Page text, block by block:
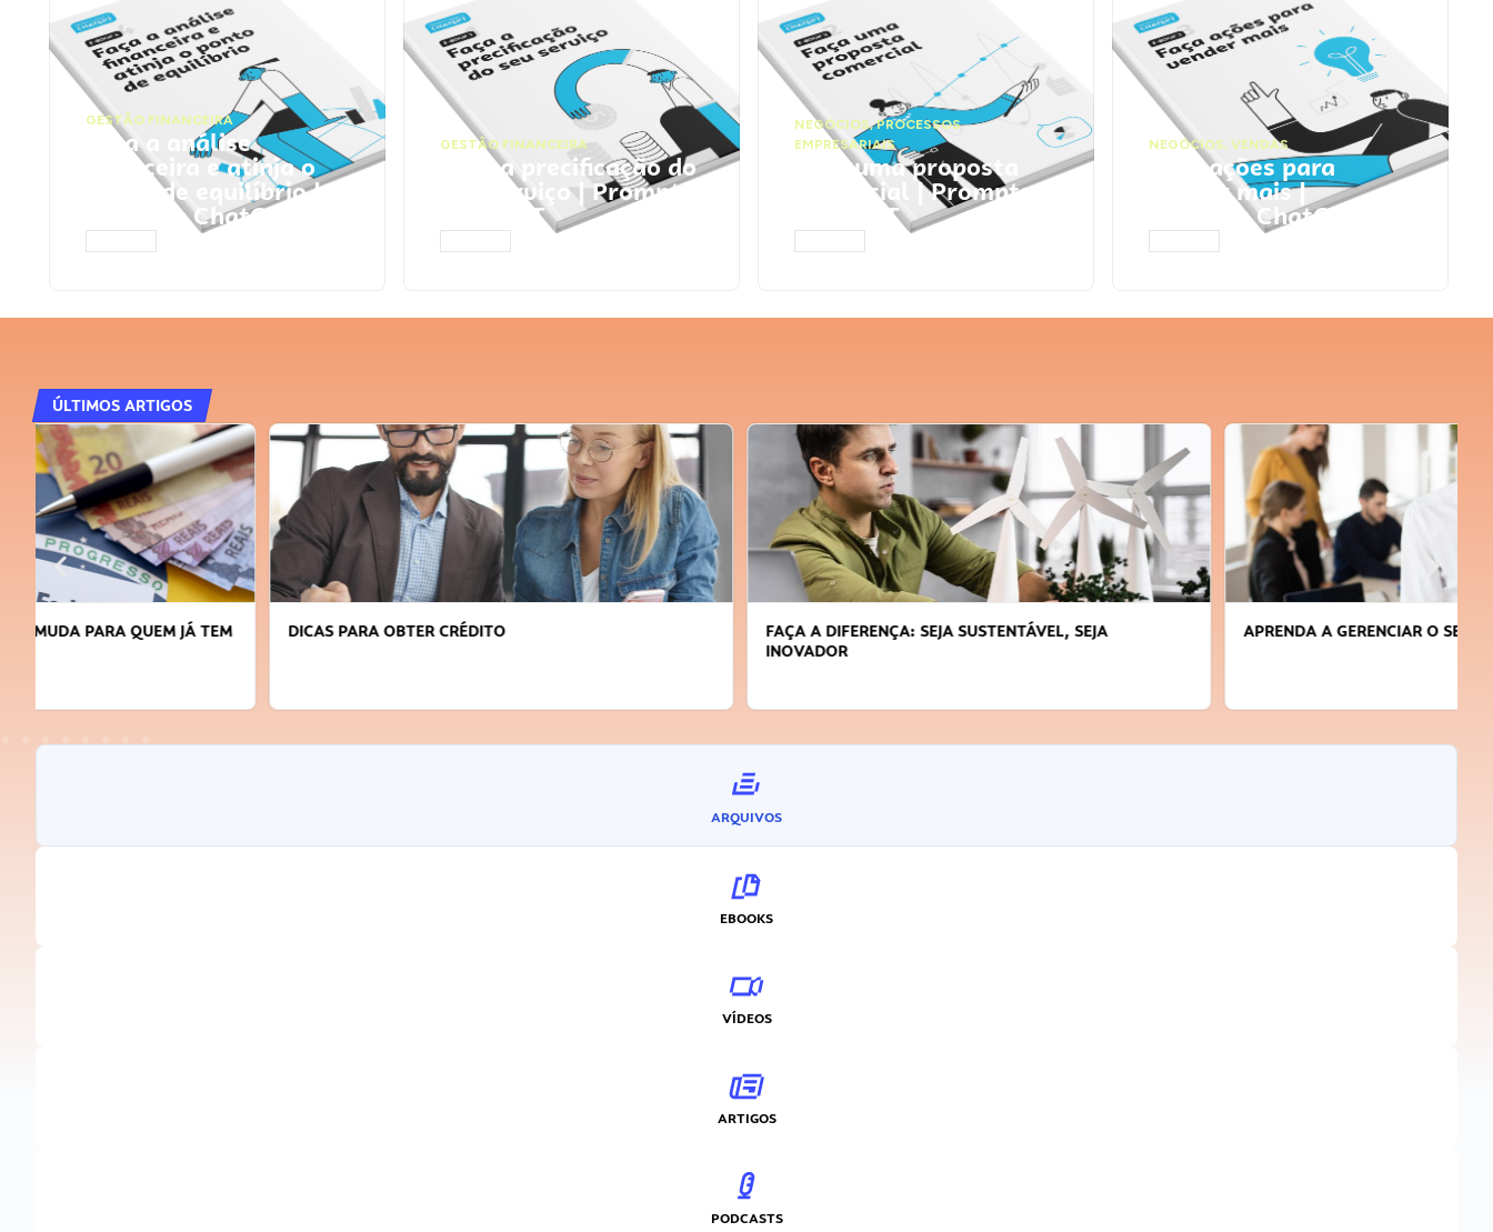
GESTÃO FINANCEIRA
Faça a análise
financeira e atinja o
ponto de equilíbrio |
Prompts ChatGPT
GESTÃO FINANCEIRA
Faça a precificação do
seu serviço | Prompts
ChatGPT
NEGÓCIOS,PROCESSOS
EMPRESARIAIS
Faça uma proposta
comercial | Prompts
ChatGPT
NEGÓCIOS, VENDAS
Faça ações para
vender mais |
Prompts ChatGPT
ÚLTIMOS ARTIGOS
DICAS PARA OBTER CRÉDITO
FAÇA A DIFERENÇA: SEJA SUSTENTÁVEL, SEJA
APRENDA A GERENCIAR O SEU TEMPO
ARQUIVOS
EBOOKS
VÍDEOS
ARTIGOS
PODCASTS